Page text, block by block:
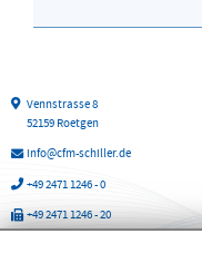
Vennstrasse 8
52159 Roetgen
info@cfm-schiller.de
+49 2471 1246 - 0
+49 2471 1246 - 20